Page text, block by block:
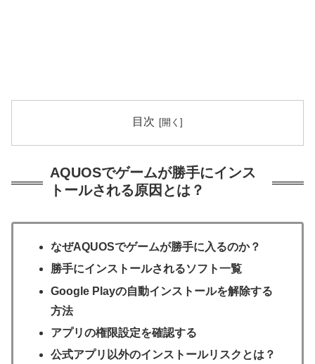
目次
AQUOSでゲームが勝手にインス
トールされる原因とは？
なぜAQUOSでゲームが勝手に入るのか？
勝手にインストールされるソフト一覧
Google Playの自動インストールを解除する
方法
アプリの権限設定を確認する
公式アプリ以外のインストールリスクとは？